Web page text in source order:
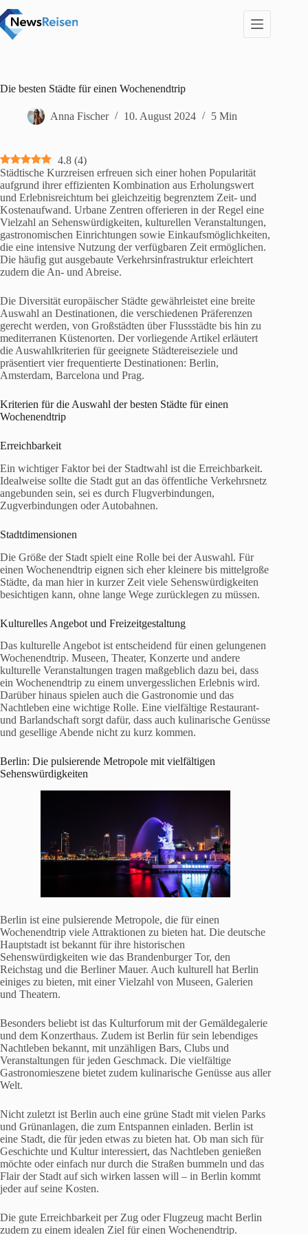
Inhalt
springen
Die besten Städte für einen Wochenendtrip
Anna Fischer 10. August 2024 5 Min
4.8 (4)
Städtische Kurzreisen erfreuen sich einer hohen Popularität
aufgrund ihrer effizienten Kombination aus Erholungswert
und Erlebnisreichtum bei gleichzeitig begrenztem Zeit- und
Kostenaufwand. Urbane Zentren offerieren in der Regel eine
Vielzahl an Sehenswürdigkeiten, kulturellen Veranstaltungen,
gastronomischen Einrichtungen sowie Einkaufsmöglichkeiten,
die eine intensive Nutzung der verfügbaren Zeit ermöglichen.
Die häufig gut ausgebaute Verkehrsinfrastruktur erleichtert
zudem die An- und Abreise.
Die Diversität europäischer Städte gewährleistet eine breite
Auswahl an Destinationen, die verschiedenen Präferenzen
gerecht werden, von Großstädten über Flussstädte bis hin zu
mediterranen Küstenorten. Der vorliegende Artikel erläutert
die Auswahlkriterien für geeignete Städtereiseziele und
präsentiert vier frequentierte Destinationen: Berlin,
Amsterdam, Barcelona und Prag.
Kriterien für die Auswahl der besten Städte für einen
Wochenendtrip
Erreichbarkeit
Ein wichtiger Faktor bei der Stadtwahl ist die Erreichbarkeit.
Idealweise sollte die Stadt gut an das öffentliche Verkehrsnetz
angebunden sein, sei es durch Flugverbindungen,
Zugverbindungen oder Autobahnen.
Stadtdimensionen
Die Größe der Stadt spielt eine Rolle bei der Auswahl. Für
einen Wochenendtrip eignen sich eher kleinere bis mittelgroße
Städte, da man hier in kurzer Zeit viele Sehenswürdigkeiten
besichtigen kann, ohne lange Wege zurücklegen zu müssen.
Kulturelles Angebot und Freizeitgestaltung
Das kulturelle Angebot ist entscheidend für einen gelungenen
Wochenendtrip. Museen, Theater, Konzerte und andere
kulturelle Veranstaltungen tragen maßgeblich dazu bei, dass
ein Wochenendtrip zu einem unvergesslichen Erlebnis wird.
Darüber hinaus spielen auch die Gastronomie und das
Nachtleben eine wichtige Rolle. Eine vielfältige Restaurant-
und Barlandschaft sorgt dafür, dass auch kulinarische Genüsse
und gesellige Abende nicht zu kurz kommen.
Berlin: Die pulsierende Metropole mit vielfältigen
Sehenswürdigkeiten
Berlin ist eine pulsierende Metropole, die für einen
Wochenendtrip viele Attraktionen zu bieten hat. Die deutsche
Hauptstadt ist bekannt für ihre historischen
Sehenswürdigkeiten wie das Brandenburger Tor, den
Reichstag und die Berliner Mauer. Auch kulturell hat Berlin
einiges zu bieten, mit einer Vielzahl von Museen, Galerien
und Theatern.
Besonders beliebt ist das Kulturforum mit der Gemäldegalerie
und dem Konzerthaus. Zudem ist Berlin für sein lebendiges
Nachtleben bekannt, mit unzähligen Bars, Clubs und
Veranstaltungen für jeden Geschmack. Die vielfältige
Gastronomieszene bietet zudem kulinarische Genüsse aus aller
Welt.
Nicht zuletzt ist Berlin auch eine grüne Stadt mit vielen Parks
und Grünanlagen, die zum Entspannen einladen. Berlin ist
eine Stadt, die für jeden etwas zu bieten hat. Ob man sich für
Geschichte und Kultur interessiert, das Nachtleben genießen
möchte oder einfach nur durch die Straßen bummeln und das
Flair der Stadt auf sich wirken lassen will – in Berlin kommt
jeder auf seine Kosten.
Die gute Erreichbarkeit per Zug oder Flugzeug macht Berlin
zudem zu einem idealen Ziel für einen Wochenendtrip.